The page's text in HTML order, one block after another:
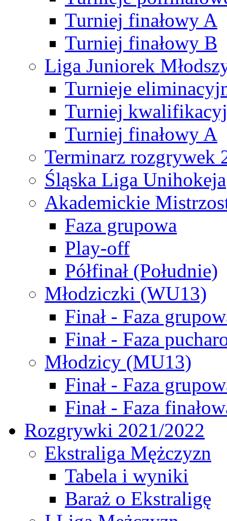
Turniej finałowy A
Turniej finałowy B
Liga Juniorek
Turnieje
Turniej
Turniej finałowy A
Terminarz rozgrywek
Śląska Liga Unihokeja
Akademickie
Faza grupowa
Play-off
Półfinał (Południe)
Młodziczki (WU13)
Finał - Faza
Finał - Faza
Młodzicy (MU13)
Finał - Faza
Finał - Faza
Rozgrywki 2021/2022
Ekstraliga Mężczyzn
Tabela i wyniki
Baraż o Ekstraligę